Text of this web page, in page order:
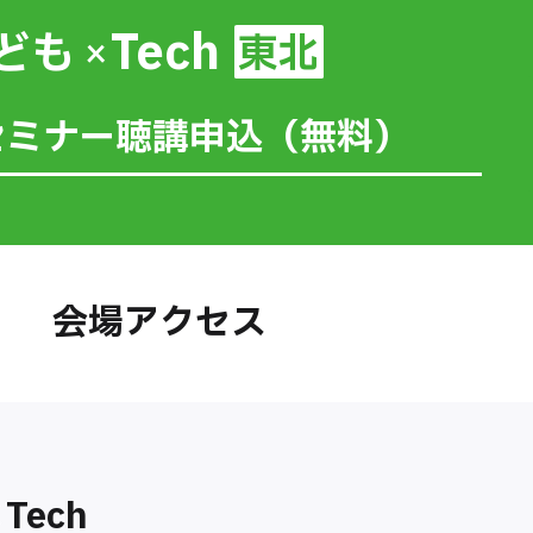
も ×Tech 東北
ナー聴講申込（無料）
会場アクセス